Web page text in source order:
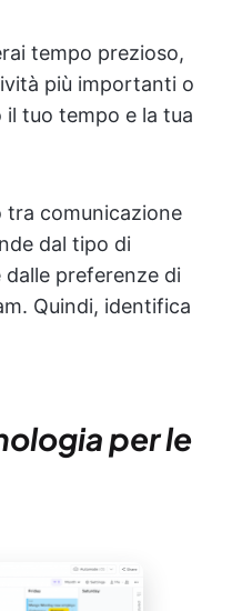
tempo prezioso,
più importanti o
tuo tempo e la tua
tra comunicazione
dal tipo di
preferenze di
Quindi, identifica
per le